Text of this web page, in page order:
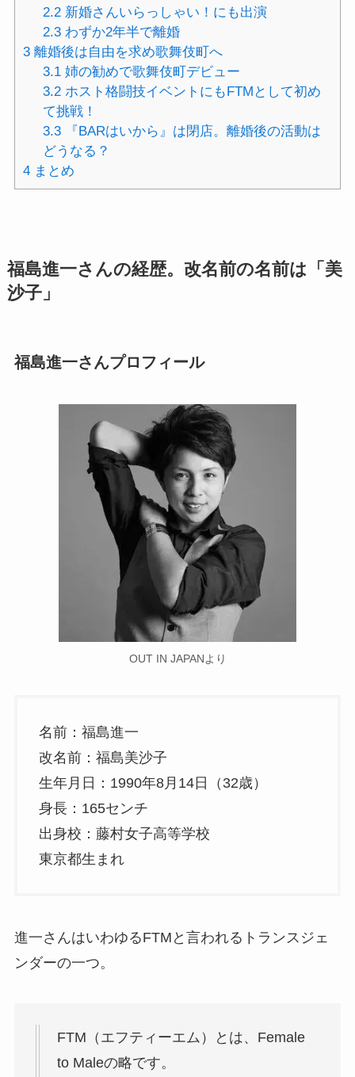
2.2 新婚さんいらっしゃい！にも出演
2.3 わずか2年半で離婚
3離婚後は自由を求め歌舞伎町へ
3.1 姉の勧めで歌舞伎町デビュー
3.2 ホスト格闘技イベントにもFTMとして初め
て挑戦！
3.3 『BARはいから』は閉店。離婚後の活動は
どうなる？
4まとめ
福島進一さんの経歴。改名前の名前は「美
沙子」
福島進一さんプロフィール
OUT IN JAPANより
名前：福島進一
改名前：福島美沙子
生年月日：1990年8月14日（32歳）
身長：165センチ
出身校：藤村女子高等学校
東京都生まれ
進一さんはいわゆるFTMと言われるトランスジェ
ンダーの一つ。
FTM（エフティーエム）とは、Female ​
to Maleの略です。